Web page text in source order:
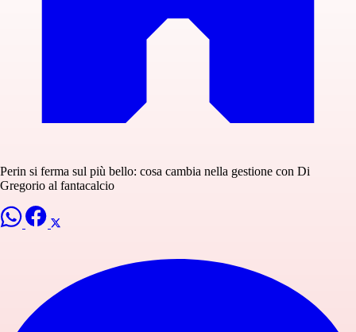
Perin si ferma sul più bello: cosa cambia nella gestione con Di
Gregorio al fantacalcio